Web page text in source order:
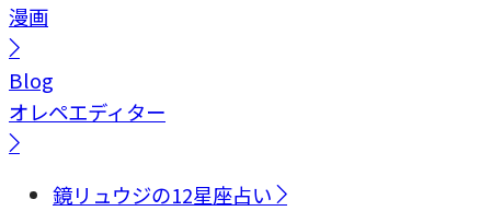
漫画
Blog
オレペエディター
鏡リュウジの12星座占い